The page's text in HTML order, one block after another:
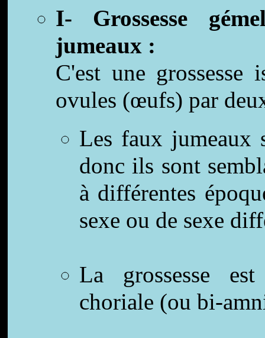
I- Grossesse
jumeaux :
C'est une grossesse
ovules (œufs) par
Les faux jumeaux
donc ils sont
à différentes
sexe ou de sexe
La grossesse
choriale (ou bi-